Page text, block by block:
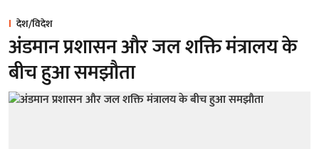
देश/विदेश
अंडमान प्रशासन और जल शक्ति मंत्रालय के
बीच हुआ समझौता